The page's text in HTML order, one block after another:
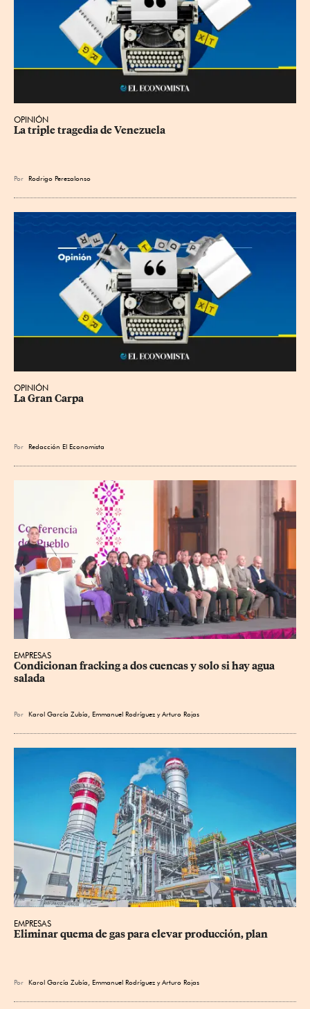
OPINIÓN
La triple tragedia de Venezuela
Por Rodrigo Perezalonso
OPINIÓN
La Gran Carpa
Por Redacción El Economista
EMPRESAS
Condicionan fracking a dos cuencas y solo si hay agua
salada
Por Karol García Zubía, Emmanuel Rodríguez yArturo Rojas
EMPRESAS
Eliminar quema de gas para elevar producción, plan
Por Karol García Zubía Emmanuel Rodríguez yArturo Rojas